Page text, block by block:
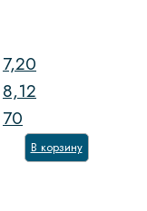
7,20
8,12
70
В корзину